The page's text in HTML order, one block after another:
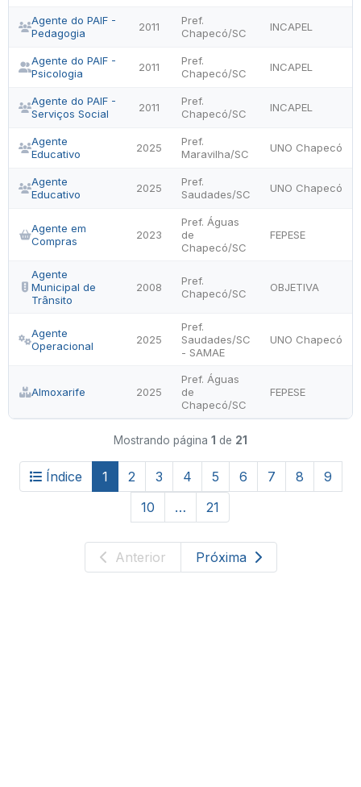
Agente do PAIF -
Pedagogia
2011
Pref.
Chapecó/SC
INCAPEL
Agente do PAIF -
Psicologia
2011
Pref.
Chapecó/SC
INCAPEL
Agente do PAIF -
Serviços Social
2011
Pref.
Chapecó/SC
INCAPEL
Agente
Educativo
2025
Pref.
Maravilha/SC
UNO Chapecó
Agente
Educativo
2025
Pref.
Saudades/SC
UNO Chapecó
Agente em
Compras
2023
Pref. Águas
de
Chapecó/SC
FEPESE
Agente
Municipal de
Trânsito
2008
Pref.
Chapecó/SC
OBJETIVA
Agente
Operacional
2025
Pref.
Saudades/SC
- SAMAE
UNO Chapecó
Almoxarife 2025
Pref. Águas
de
Chapecó/SC
FEPESE
Mostrando página 1 de 21
Índice 1 2 3 4 5 6 7 8
9
10
… 21
Anterior Próxima